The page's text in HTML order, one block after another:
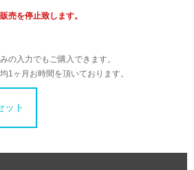
売を停止致します。
の入力でもご購入できます。
1ヶ月お時間を頂いております。
ット